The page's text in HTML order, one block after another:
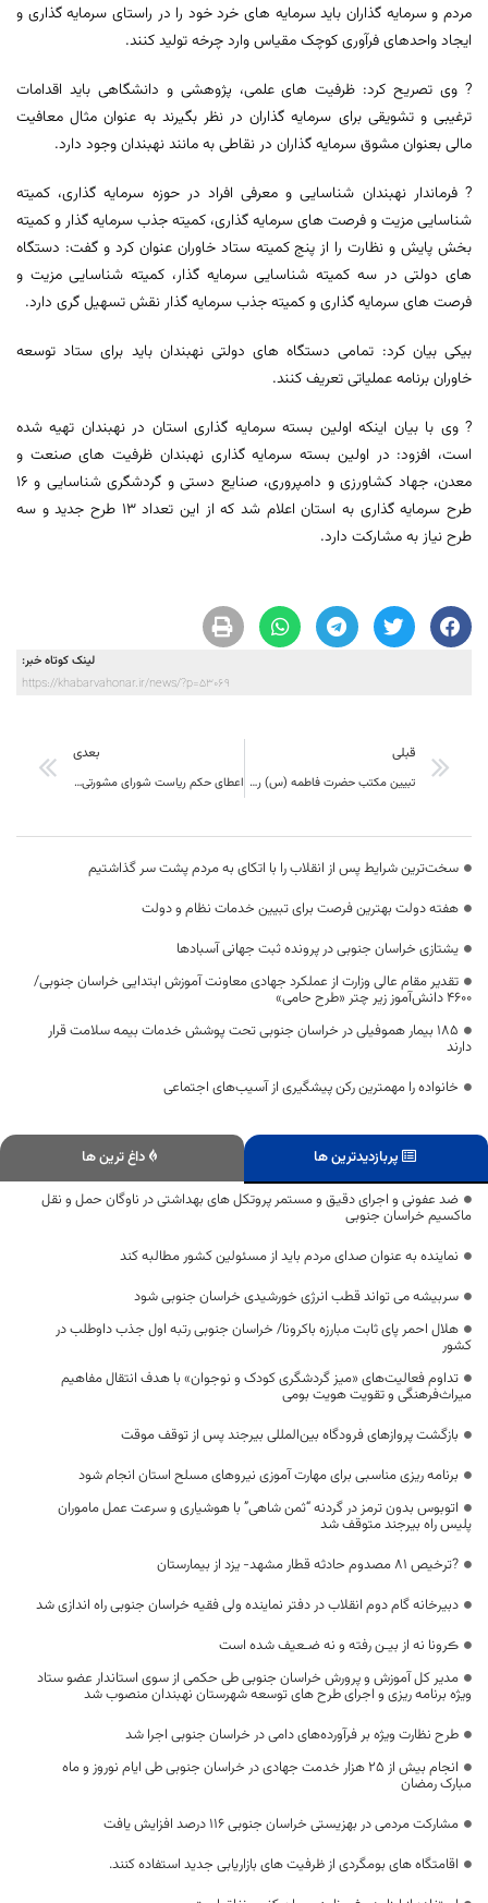
مردم و سرمایه گذاران باید سرمایه های خرد خود را در راستای سرمایه گذاری و
ایجاد واحدهای فرآوری کوچک مقیاس وارد چرخه تولید کنند.
? وی تصریح کرد: ظرفیت های علمی، پژوهشی و دانشگاهی باید اقدامات
ترغیبی و تشویقی برای سرمایه گذاران در نظر بگیرند به عنوان مثال معافیت
مالی بعنوان مشوق سرمایه گذاران در نقاطی به مانند نهبندان وجود دارد.
? فرماندار نهبندان شناسایی و معرفی افراد در حوزه سرمایه گذاری، کمیته
شناسایی مزیت و فرصت های سرمایه گذاری، کمیته جذب سرمایه گذار و کمیته
بخش پایش و نظارت را از پنج کمیته ستاد خاوران عنوان کرد و گفت: دستگاه
های دولتی در سه کمیته شناسایی سرمایه گذار، کمیته شناسایی مزیت و
فرصت های سرمایه گذاری و کمیته جذب سرمایه گذار نقش تسهیل گری دارد.
بیکی بیان کرد: تمامی دستگاه های دولتی نهبندان باید برای ستاد توسعه
خاوران برنامه عملیاتی تعریف کنند.
? وی با بیان اینکه اولین بسته سرمایه گذاری استان در نهبندان تهیه شده
است، افزود: در اولین بسته سرمایه گذاری نهبندان ظرفیت های صنعت و
معدن، جهاد کشاورزی و دامپروری، صنایع دستی و گردشگری شناسایی و ١۶
طرح سرمایه گذاری به استان اعلام شد که از این تعداد ١٣ طرح جدید و سه
طرح نیاز به مشارکت دارد.
لینک کوتاه خبر:
https://khabarvahonar.ir/news/?p=53069
قبلی
تبیین مکتب حضرت فاطمه (س) رسالت حوزه علمیه است
بعدی
اعطای حکم ریاست شورای مشورتی استاندار در حوزه بانوان به نفیسه نخعی
سخت‌ترین شرایط پس از انقلاب را با اتکای به مردم پشت سر گذاشتیم
هفته دولت بهترین فرصت برای تبیین خدمات نظام و دولت
یشتازی خراسان جنوبی در پرونده ثبت جهانی آسبادها
تقدیر مقام عالی وزارت از عملکرد جهادی معاونت آموزش ابتدایی خراسان جنوبی/
۴۶۰۰ دانش‌آموز زیر چتر «طرح حامی»
۱۸۵ بیمار هموفیلی در خراسان جنوبی تحت پوشش خدمات بیمه سلامت قرار
دارند
خانواده را مهمترین رکن پیشگیری از آسیب‌های اجتماعی
پربازدیدترین ها
داغ ترین ها
ضد عفونی و اجرای دقیق و مستمر پروتکل های بهداشتی در ناوگان حمل و نقل
ماکسیم خراسان جنوبی
نماینده به عنوان صدای مردم باید از مسئولین کشور مطالبه کند
سربیشه می تواند قطب انرژی خورشیدی خراسان جنوبی شود
هلال احمر پای ثابت مبارزه باکرونا/ خراسان جنوبی رتبه اول جذب داوطلب در
کشور
تداوم فعالیت‌های «میز گردشگری کودک و نوجوان» با هدف انتقال مفاهیم
میراث‌فرهنگی و تقویت هویت بومی
بازگشت پروازهای فرودگاه بین‌المللی بیرجند پس از توقف موقت
برنامه ریزی مناسبی برای مهارت آموزی نیروهای مسلح استان انجام شود
اتوبوس بدون ترمز در گردنه “ثمن شاهی” با هوشیاری و سرعت عمل ماموران
پلیس راه بیرجند متوقف شد
?ترخیص 81 مصدوم حادثه قطار مشهد- یزد از بیمارستان
دبیرخانه گام دوم انقلاب در دفتر نماینده ولی فقیه خراسان جنوبی راه اندازی شد
ڪرونا نه از بیـن رفته و نه ضـعیف شده است
مدیر کل آموزش و پرورش خراسان جنوبی طی حکمی از سوی استاندار عضو ستاد
ویژه برنامه ریزی و اجرای طرح های توسعه شهرستان نهبندان منصوب شد
طرح نظارت ویژه بر فرآورده‌های دامی در خراسان جنوبی اجرا شد
انجام بیش از ۲۵ هزار خدمت جهادی در خراسان جنوبی طی ایام نوروز و ماه
مبارک رمضان
مشارکت‌ مردمی در بهزیستی خراسان جنوبی ۱۱۶ درصد افزایش یافت
اقامتگاه های بومگردی از ظرفیت های بازاریابی جدید استفاده کنند.